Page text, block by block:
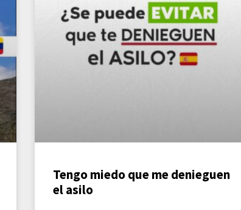
Tengo miedo que me denieguen
el asilo